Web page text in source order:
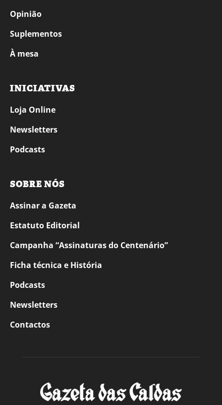
Opinião
Suplementos
À mesa
INICIATIVAS
Loja Online
Newsletters
Podcasts
SOBRE NÓS
Assinar a Gazeta
Estatuto Editorial
Campanha “Assinaturas do Centenário”
Ficha técnica e História
Podcasts
Newsletters
Contactos